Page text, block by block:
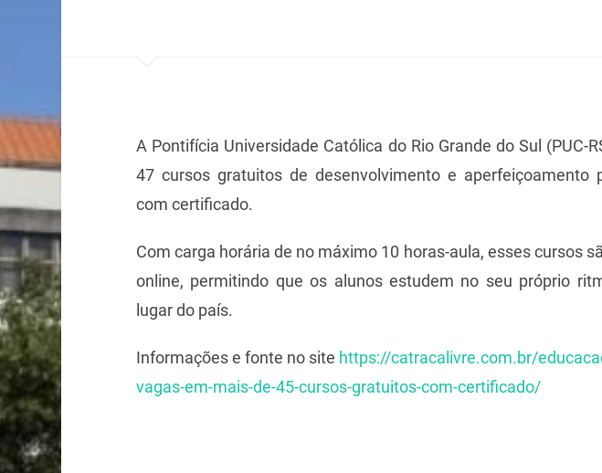
A Pontifícia Universidade Católica do Rio Grande do Sul (PUC-
47 cursos gratuitos de desenvolvimento e aperfeiçoamento
com certificado.
Com carga horária de no máximo 10 horas-aula, esses cursos
online, permitindo que os alunos estudem no seu próprio
lugar do país.
Informações e fonte no site https://catracalivre.com.br/
vagas-em-mais-de-45-cursos-gratuitos-com-certificado/